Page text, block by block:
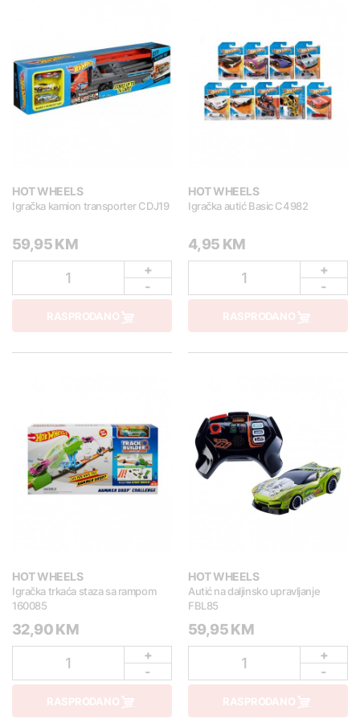
HOT WHEELS
Igračka kamion transporter CDJ19
59,95 KM
1
+
-
RASPRODANO
HOT WHEELS
Igračka autić Basic C4982
4,95 KM
1
+
-
RASPRODANO
HOT WHEELS
Igračka trkaća staza sa rampom
160085
32,90 KM
1
+
-
RASPRODANO
HOT WHEELS
Autić na daljinsko upravljanje
FBL85
59,95 KM
1
+
-
RASPRODANO